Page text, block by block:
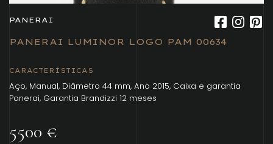
PANERAI
PANERAI LUMINOR LOGO PAM 00634
CARACTERÍSTICAS
Aço, Manual, Diâmetro 44 mm, Ano 2015, Caixa e garantia
Panerai, Garantia Brandizzi 12 meses
5500 €